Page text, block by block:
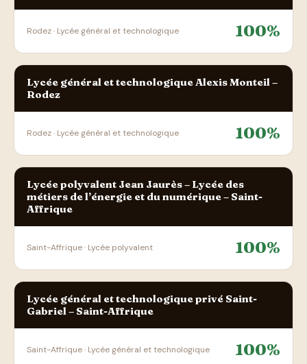
Rodez · Lycée général et technologique 100%
Lycée général et technologique Alexis Monteil –
Rodez
Rodez · Lycée général et technologique 100%
Lycée polyvalent Jean Jaurès – Lycée des
métiers de l’énergie et du numérique – Saint-
Affrique
Saint-Affrique · Lycée polyvalent 100%
Lycée général et technologique privé Saint-
Gabriel – Saint-Affrique
Saint-Affrique · Lycée général et technologique 100%